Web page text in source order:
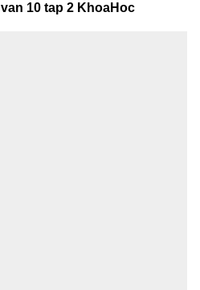
van 10 tap 2 KhoaHoc